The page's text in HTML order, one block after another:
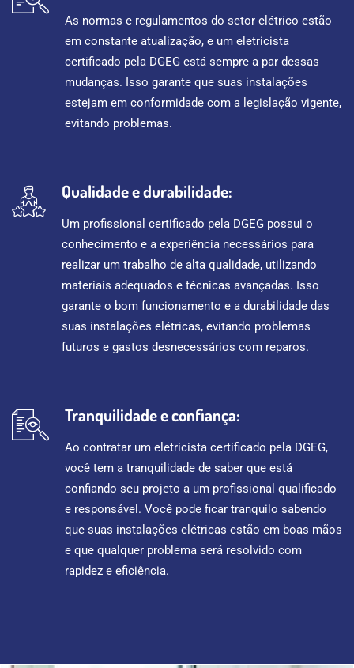
As normas e regulamentos do setor elétrico estão
em constante atualização, e um eletricista
certificado pela DGEG está sempre a par dessas
mudanças. Isso garante que suas instalações
estejam em conformidade com a legislação vigente,
evitando problemas.
Qualidade e durabilidade:
Um profissional certificado pela DGEG possui o
conhecimento e a experiência necessários para
realizar um trabalho de alta qualidade, utilizando
materiais adequados e técnicas avançadas. Isso
garante o bom funcionamento e a durabilidade das
suas instalações elétricas, evitando problemas
futuros e gastos desnecessários com reparos.
Tranquilidade e confiança:
Ao contratar um eletricista certificado pela DGEG,
você tem a tranquilidade de saber que está
confiando seu projeto a um profissional qualificado
e responsável. Você pode ficar tranquilo sabendo
que suas instalações elétricas estão em boas mãos
e que qualquer problema será resolvido com
rapidez e eficiência.